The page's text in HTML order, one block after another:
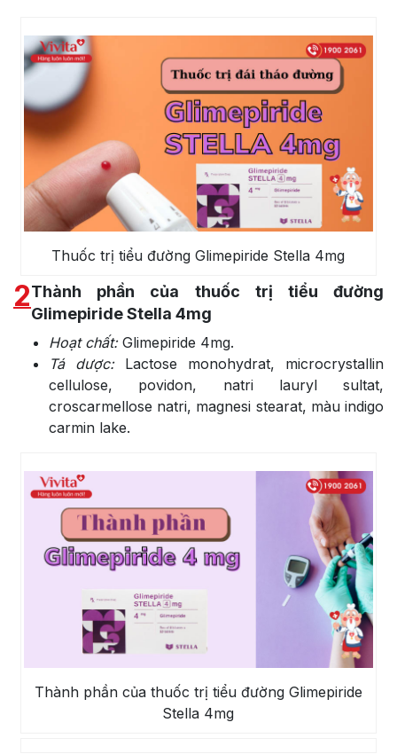
Thuốc trị tiểu đường Glimepiride Stella 4mg
2Thành phần của thuốc trị tiểu đường
Glimepiride Stella 4mg
Hoạt chất: Glimepiride 4mg.
Tá dược: Lactose monohydrat, microcrystallin
cellulose, povidon, natri lauryl sultat,
croscarmellose natri, magnesi stearat, màu indigo
carmin lake.
Thành phần của thuốc trị tiểu đường Glimepiride
Stella 4mg